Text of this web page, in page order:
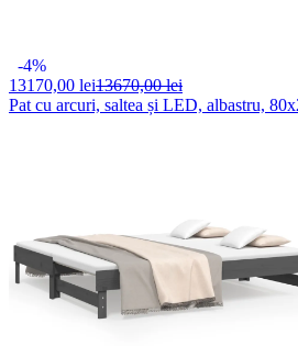
-4%
13170,00 lei13670,00 lei
Pat cu arcuri, saltea și LED, albastru,